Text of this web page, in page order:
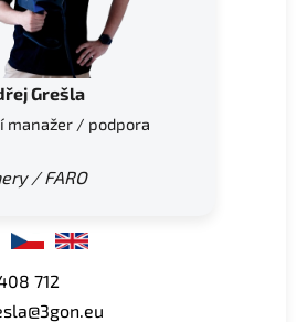
Grešla
manažer / podpora
/ FARO
712